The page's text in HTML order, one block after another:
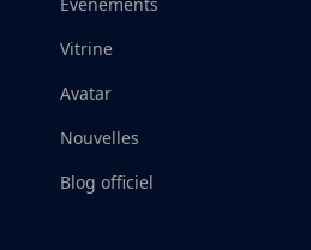
Vitrine
Avatar
Nouvelles
Blog officiel